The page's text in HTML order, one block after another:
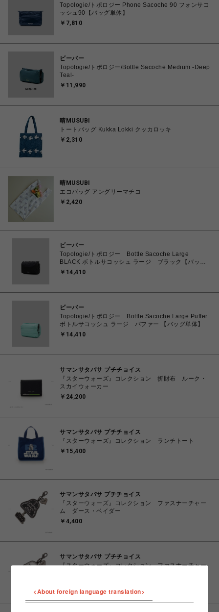
Topologie/トポロジー Phone Sacoche 90 フォンサコ
ッシュ90【バッグ単体】
￥7,810
ビーバー
Topologie/トポロジー/Bottle Sacoche Medium -Deep
Teal-
￥11,990
晴MUSUBI
トートバッグ Kukka Lokki クッカロッキ
￥2,310
晴MUSUBI
エコバッグ アングリーマチコ
￥2,420
ビーバー
Topologie/トポロジー Bottle Sacoche Large
BLACK ボトルサコッシュ ラージ ブラック【バッグ
単体】
￥14,410
ビーバー
Topologie/トポロジー Bottle Sacoche Large Puffer
ボトルサコッシュ ラージ パファー 【バッグ単体】
￥14,410
サマンサタバサ プチチョイス
『スターウォーズ』コレクション 折財布 ルーク・
スカイウォーカー
￥24,200
サマンサタバサ プチチョイス
『スターウォーズ』コレクション ランチトート
￥15,400
サマンサタバサ プチチョイス
『スターウォーズ』コレクション ファスナーチャー
ム ダース・ベイダー
￥4,400
サマンサタバサ プチチョイス
『スターウォーズ』コレクション ファスナーチャー
<About foreign language translation>